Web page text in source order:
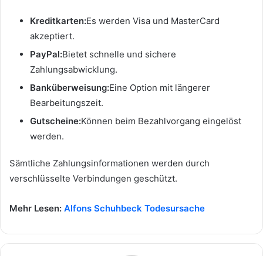
Kreditkarten:Es werden Visa und MasterCard
akzeptiert.
PayPal:Bietet schnelle und sichere
Zahlungsabwicklung.
Banküberweisung:Eine Option mit längerer
Bearbeitungszeit.
Gutscheine:Können beim Bezahlvorgang eingelöst
werden.
Sämtliche Zahlungsinformationen werden durch
verschlüsselte Verbindungen geschützt.
Mehr Lesen: Alfons Schuhbeck Todesursache